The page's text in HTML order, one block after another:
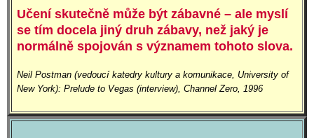
Učení skutečně může být zábavné – ale myslí
se tím docela jiný druh zábavy, než jaký je
normálně spojován s významem tohoto slova.
Neil Postman (vedoucí katedry kultury a komunikace, University of
New York): Prelude to Vegas (interview), Channel Zero, 1996